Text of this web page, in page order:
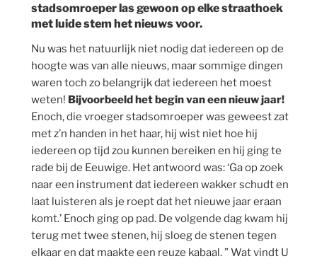
stadsomroeper las gewoon op elke straathoek
met luide stem het nieuws voor.
Nu was het natuurlijk niet nodig dat iedereen op de
hoogte was van alle nieuws, maar sommige dingen
waren toch zo belangrijk dat iedereen het moest
weten! Bijvoorbeeld het begin van een nieuw jaar!
Enoch, die vroeger stadsomroeper was geweest zat
met z’n handen in het haar, hij wist niet hoe hij
iedereen op tijd zou kunnen bereiken en hij ging te
rade bij de Eeuwige. Het antwoord was: ‘Ga op zoek
naar een instrument dat iedereen wakker schudt en
laat luisteren als je roept dat het nieuwe jaar eraan
komt.’ Enoch ging op pad. De volgende dag kwam hij
terug met twee stenen, hij sloeg de stenen tegen
elkaar en dat maakte een reuze kabaal. ” Wat vindt U